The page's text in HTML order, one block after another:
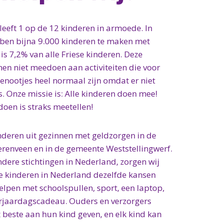
1 op de 12 kinderen in armoede. In
bijna 9.000 kinderen te maken met
7,2% van alle Friese kinderen. Deze
niet meedoen aan activiteiten die voor
heel normaal zijn omdat er niet
Onze missie is: Alle kinderen doen mee!
is straks meetellen!
uit gezinnen met geldzorgen in de
en in de gemeente Weststellingwerf.
stichtingen in Nederland, zorgen wij
kinderen in Nederland dezelfde kansen
met schoolspullen, sport, een laptop,
Ouders en verzorgers
aan hun kind geven, en elk kind kan